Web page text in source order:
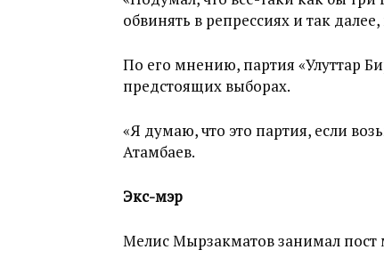
обвинять в репрессиях и так
По его мнению, партия «Улуттар
предстоящих выборах.
«Я думаю, что это партия, если
Атамбаев.
Экс-мэр
Мелис Мырзакматов занимал пост